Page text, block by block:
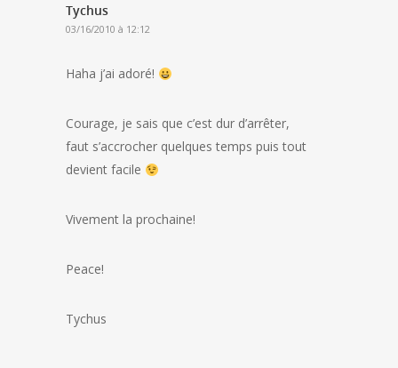
Tychus
03/16/2010 à 12:12
Haha j’ai adoré!
Courage, je sais que c’est dur d’arrêter,
faut s’accrocher quelques temps puis tout
devient facile
Vivement la prochaine!
Peace!
Tychus